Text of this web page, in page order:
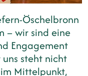
Öschelbronn
– wir sind eine
Engagement
steht nicht
Mittelpunkt,